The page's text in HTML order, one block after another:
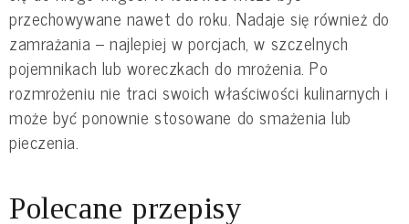
przechowywane nawet do roku. Nadaje się również do
zamrażania – najlepiej w porcjach, w szczelnych
pojemnikach lub woreczkach do mrożenia. Po
rozmrożeniu nie traci swoich właściwości kulinarnych i
może być ponownie stosowane do smażenia lub
pieczenia.
Polecane przepisy